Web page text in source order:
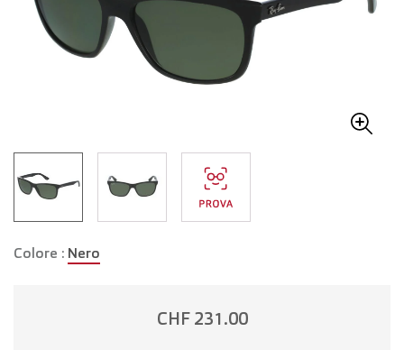
Colore : Nero
CHF 231.00